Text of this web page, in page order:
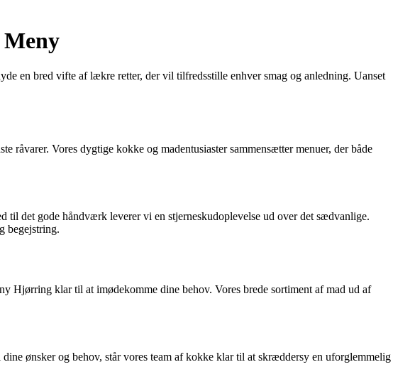
en bred vifte af lækre retter, der vil tilfredsstille enhver smag og anledning. Uanset
råvarer. Vores dygtige kokke og madentusiaster sammensætter menuer, der både
det gode håndværk leverer vi en stjerneskudoplevelse ud over det sædvanlige.
begejstring.
Hjørring klar til at imødekomme dine behov. Vores brede sortiment af mad ud af
ønsker og behov, står vores team af kokke klar til at skræddersy en uforglemmelig